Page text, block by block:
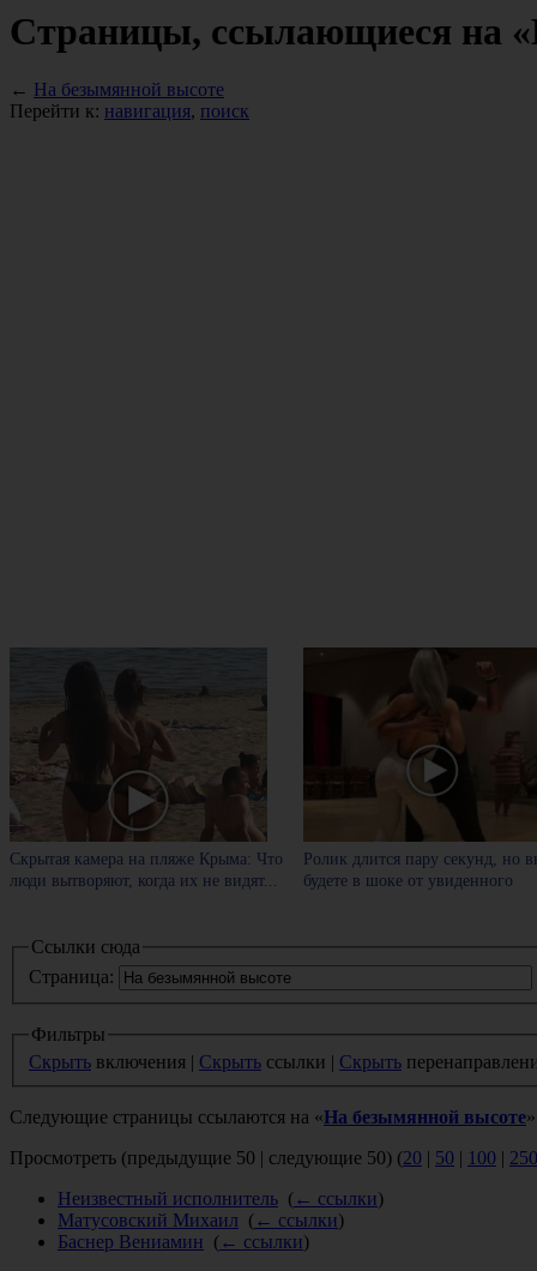
Страницы, ссылающиеся на
← На безымянной высоте
Перейти к: навигация, поиск
Скрытая камера на пляже Крыма: Что
люди вытворяют, когда их не видят...
Ролик длится пару секунд, но
будете в шоке от увиденного
Ссылки сюда
Страница:
Фильтры
Скрыть включения | Скрыть ссылки | Скрыть
Следующие страницы ссылаются на «На безымянной высоте
Просмотреть (предыдущие 50 | следующие 50) (20 | 50 | 100 | 250
Неизвестный исполнитель (← ссылки)
Матусовский Михаил (← ссылки)
Баснер Вениамин (← ссылки)